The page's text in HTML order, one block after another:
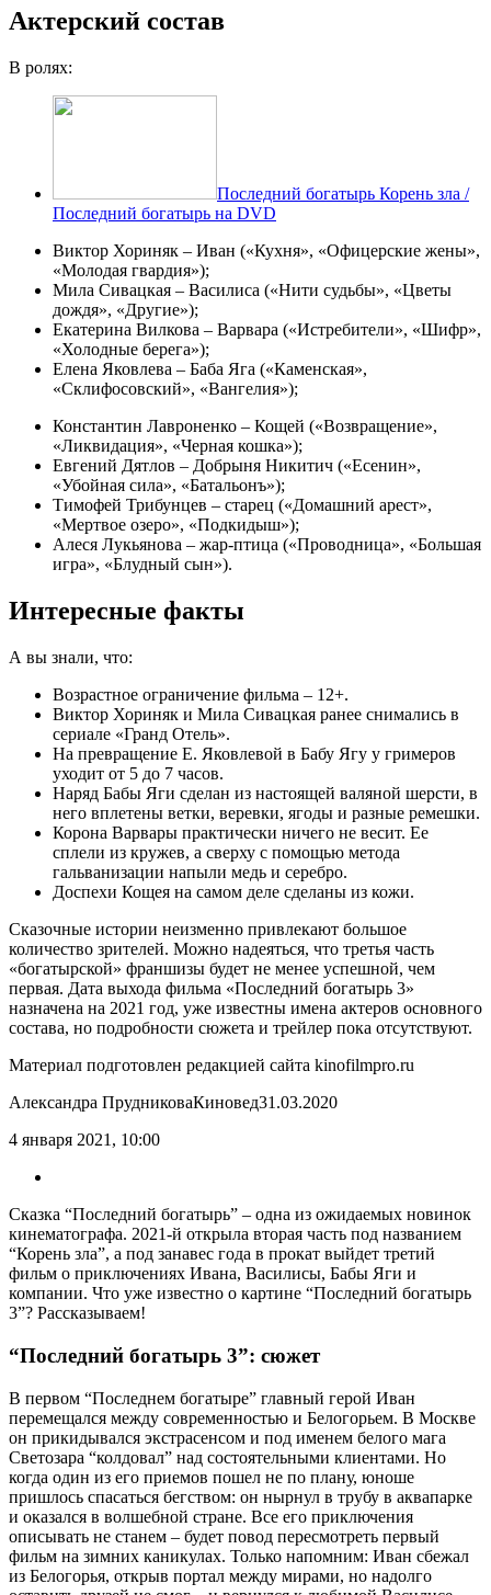
Актерский состав
В ролях:
Последний богатырь Корень зла /
Последний богатырь на DVD
Виктор Хориняк – Иван («Кухня», «Офицерские жены»,
«Молодая гвардия»);
Мила Сивацкая – Василиса («Нити судьбы», «Цветы
дождя», «Другие»);
Екатерина Вилкова – Варвара («Истребители», «Шифр»,
«Холодные берега»);
Елена Яковлева – Баба Яга («Каменская»,
«Склифосовский», «Вангелия»);
Константин Лавроненко – Кощей («Возвращение»,
«Ликвидация», «Черная кошка»);
Евгений Дятлов – Добрыня Никитич («Есенин»,
«Убойная сила», «Батальонъ»);
Тимофей Трибунцев – старец («Домашний арест»,
«Мертвое озеро», «Подкидыш»);
Алеся Лукьянова – жар-птица («Проводница», «Большая
игра», «Блудный сын»).
Интересные факты
А вы знали, что:
Возрастное ограничение фильма – 12+.
Виктор Хориняк и Мила Сивацкая ранее снимались в
сериале «Гранд Отель».
На превращение Е. Яковлевой в Бабу Ягу у гримеров
уходит от 5 до 7 часов.
Наряд Бабы Яги сделан из настоящей валяной шерсти, в
него вплетены ветки, веревки, ягоды и разные ремешки.
Корона Варвары практически ничего не весит. Ее
сплели из кружев, а сверху с помощью метода
гальванизации напыли медь и серебро.
Доспехи Кощея на самом деле сделаны из кожи.
Сказочные истории неизменно привлекают большое
количество зрителей. Можно надеяться, что третья часть
«богатырской» франшизы будет не менее успешной, чем
первая. Дата выхода фильма «Последний богатырь 3»
назначена на 2021 год, уже известны имена актеров основного
состава, но подробности сюжета и трейлер пока отсутствуют.
Материал подготовлен редакцией сайта kinofilmpro.ru
Александра ПрудниковаКиновед31.03.2020
4 января 2021, 10:00
Сказка “Последний богатырь” – одна из ожидаемых новинок
кинематографа. 2021-й открыла вторая часть под названием
“Корень зла”, а под занавес года в прокат выйдет третий
фильм о приключениях Ивана, Василисы, Бабы Яги и
компании. Что уже известно о картине “Последний богатырь
3”? Рассказываем!
“Последний богатырь 3”: сюжет
В первом “Последнем богатыре” главный герой Иван
перемещался между современностью и Белогорьем. В Москве
он прикидывался экстрасенсом и под именем белого мага
Светозара “колдовал” над состоятельными клиентами. Но
когда один из его приемов пошел не по плану, юноше
пришлось спасаться бегством: он нырнул в трубу в аквапарке
и оказался в волшебной стране. Все его приключения
описывать не станем – будет повод пересмотреть первый
фильм на зимних каникулах. Только напомним: Иван сбежал
из Белогорья, открыв портал между мирами, но надолго